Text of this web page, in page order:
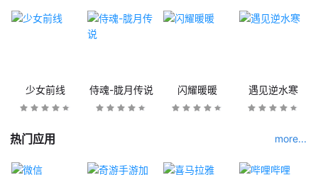
少女前线 侍魂-胧月传说 闪耀暖暖 遇见逆水寒
热门应用 more...